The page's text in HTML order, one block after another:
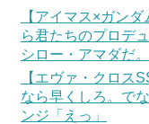
【アイマス×ガン
ら君たちのプロデ
シロー・アマダだ
【エヴァ・クロス
なら早くしろ。で
ンジ「えっ」